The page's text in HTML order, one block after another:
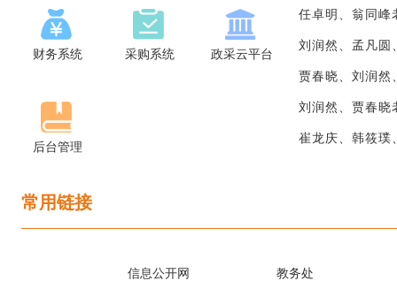
财务系统 采购系统 政采云平台
后台管理
任卓明、翁同峰老师在
刘润然、孟凡圆、贾春晓老
贾春晓、刘润然、孟凡圆老
刘润然、贾春晓老师在
崔龙庆、韩筱璞、孟凡圆老
常用链接
信息公开网
教务处